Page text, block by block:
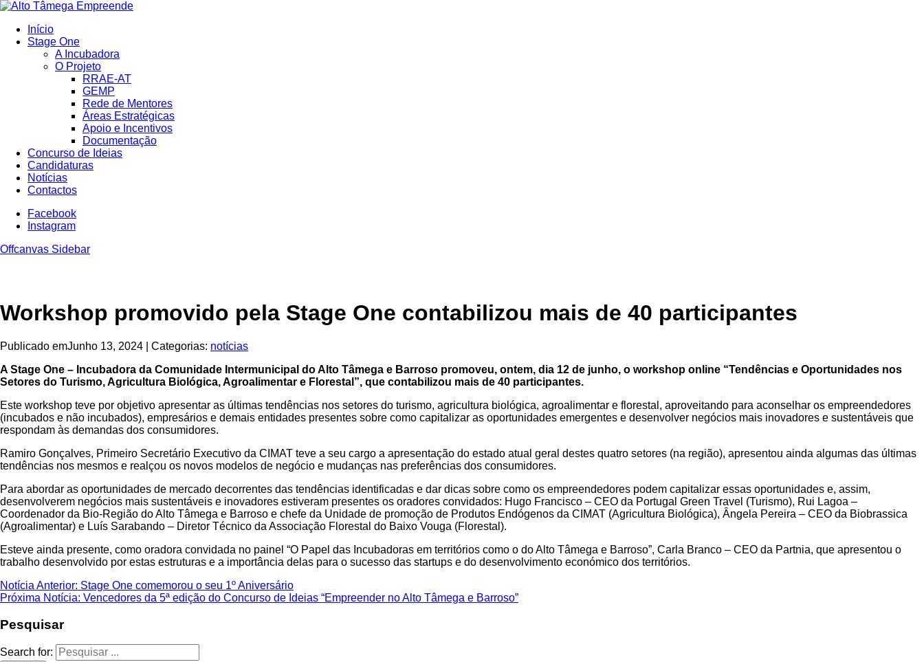
Início
Stage One
A Incubadora
O Projeto
RRAE-AT
GEMP
Rede de Mentores
Áreas Estratégicas
Apoio e Incentivos
Documentação
Concurso de Ideias
Candidaturas
Notícias
Contactos
Facebook
Instagram
Offcanvas Sidebar
Workshop promovido pela Stage One contabilizou mais de 40 participantes
Publicado emJunho 13, 2024 Categorias: notícias
A Stage One – Incubadora da Comunidade Intermunicipal do Alto Tâmega e Barroso promoveu, ontem, dia 12 de junho, o workshop online “Tendências e Oportunidades nos
Setores do Turismo, Agricultura Biológica, Agroalimentar e Florestal”, que contabilizou mais de 40 participantes.
Este workshop teve por objetivo apresentar as últimas tendências nos setores do turismo, agricultura biológica, agroalimentar e florestal, aproveitando para aconselhar os empreendedores
(incubados e não incubados), empresários e demais entidades presentes sobre como capitalizar as oportunidades emergentes e desenvolver negócios mais inovadores e sustentáveis que
respondam às demandas dos consumidores.
Ramiro Gonçalves, Primeiro Secretário Executivo da CIMAT teve a seu cargo a apresentação do estado atual geral destes quatro setores (na região), apresentou ainda algumas das últimas
tendências nos mesmos e realçou os novos modelos de negócio e mudanças nas preferências dos consumidores.
Para abordar as oportunidades de mercado decorrentes das tendências identificadas e dar dicas sobre como os empreendedores podem capitalizar essas oportunidades e, assim,
desenvolverem negócios mais sustentáveis e inovadores estiveram presentes os oradores convidados: Hugo Francisco – CEO da Portugal Green Travel (Turismo), Rui Lagoa –
Coordenador da Bio-Região do Alto Tâmega e Barroso e chefe da Unidade de promoção de Produtos Endógenos da CIMAT (Agricultura Biológica), Ângela Pereira – CEO da Biobrassica
(Agroalimentar) e Luís Sarabando – Diretor Técnico da Associação Florestal do Baixo Vouga (Florestal).
Esteve ainda presente, como oradora convidada no painel “O Papel das Incubadoras em territórios como o do Alto Tâmega e Barroso”, Carla Branco – CEO da Partnia, que apresentou o
trabalho desenvolvido por estas estruturas e a importância delas para o sucesso das startups e do desenvolvimento económico dos territórios.
Navegação
de
artigos
Notícia Anterior: Previous
post:
Stage One comemorou o seu 1º Aniversário
Próxima Notícia: Next
Vencedores da 5ª edição do Concurso de Ideias “Empreender no Alto Tâmega e Barroso”
Pesquisar
Search for: